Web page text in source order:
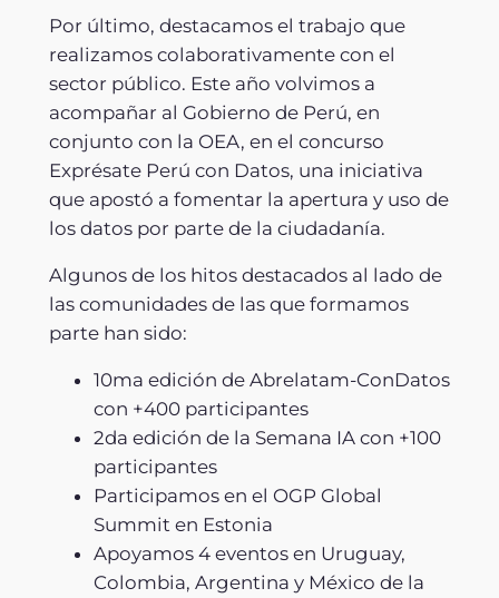
Por último, destacamos el trabajo que
realizamos colaborativamente con el
sector público. Este año volvimos a
acompañar al Gobierno de Perú, en
conjunto con la OEA, en el concurso
Exprésate Perú con Datos, una iniciativa
que apostó a fomentar la apertura y uso de
los datos por parte de la ciudadanía.
Algunos de los hitos destacados al lado de
las comunidades de las que formamos
parte han sido:
10ma edición de Abrelatam-ConDatos
con +400 participantes
2da edición de la Semana IA con +100
participantes
Participamos en el OGP Global
Summit en Estonia
Apoyamos 4 eventos en Uruguay,
Colombia, Argentina y México de la